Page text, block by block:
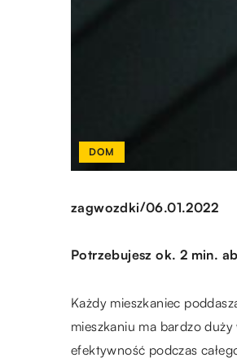
DOM
zagwozdki/06.01.2022
Potrzebujesz ok. 2 min.
Każdy mieszkaniec
mieszkaniu ma bardzo
efektywność podczas